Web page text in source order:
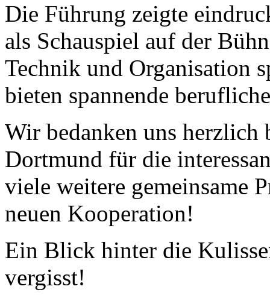
Die Führung zeigte
als Schauspiel auf der
Technik und Organisation
bieten spannende
Wir bedanken uns herzlich
Dortmund für die
viele weitere gemeinsame
neuen Kooperation!
Ein Blick hinter die
vergisst!